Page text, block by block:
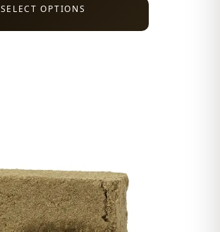
SELECT OPTIONS